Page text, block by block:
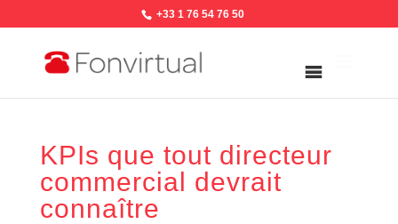
+33 1 76 54 76 50
KPIs que tout directeur
commercial devrait
connaître